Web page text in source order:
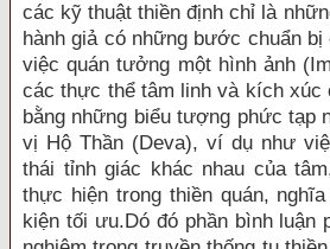
các kỹ thuật thiền định chỉ là
hành giả có những bước chuẩn
việc quán tưởng một hình ảnh
các thực thể tâm linh và kích xúc
bằng những biểu tượng phức tạp
vị Hộ Thần (Deva), ví dụ như
thái tỉnh giác khác nhau của
thực hiện trong thiền quán,
kiện tối ưu.Dó đó phần bình luận